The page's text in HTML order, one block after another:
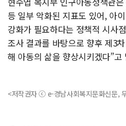
등 일부 악화된 지표도 있어, 아
강화가 필요하다는 정책적 시사
조사 결과를 바탕으로 향후 제3
해 아동의 삶을 향상시키겠다”고
<저작권자 ⓒ e-경남사회복지문화신문,